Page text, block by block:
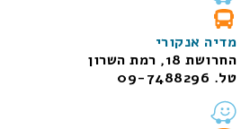
מדיה אנקורי
החרושת 18, רמת השרון
טל. 09-7488296